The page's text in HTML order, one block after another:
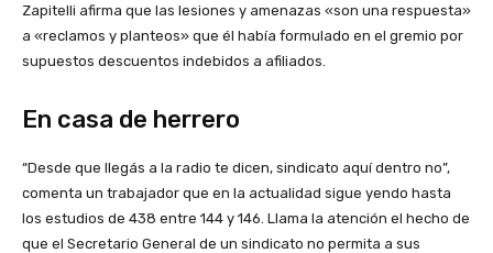
Zapitelli afirma que las lesiones y amenazas «son una respuesta»
a «reclamos y planteos» que él había formulado en el gremio por
supuestos descuentos indebidos a afiliados.
En casa de herrero
“Desde que llegás a la radio te dicen, sindicato aquí dentro no”,
comenta un trabajador que en la actualidad sigue yendo hasta
los estudios de 438 entre 144 y 146. Llama la atención el hecho de
que el Secretario General de un sindicato no permita a sus